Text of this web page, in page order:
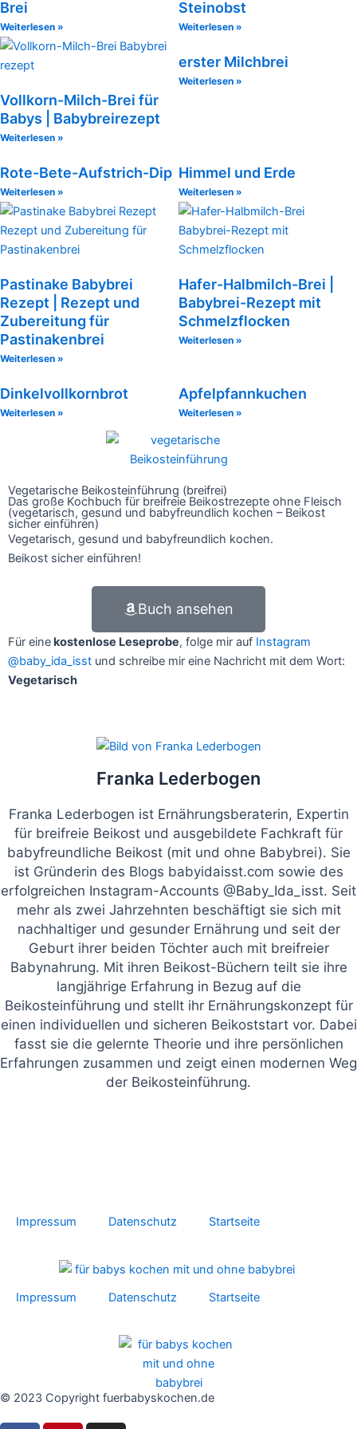
Brei
Weiterlesen »
Steinobst
Weiterlesen »
Vollkorn-Milch-Brei für
Babys | Babybreirezept
Weiterlesen »
erster Milchbrei
Weiterlesen »
Rote-Bete-Aufstrich-Dip
Weiterlesen »
Himmel und Erde
Weiterlesen »
Pastinake Babybrei
Rezept | Rezept und
Zubereitung für
Pastinakenbrei
Weiterlesen »
Hafer-Halbmilch-Brei |
Babybrei-Rezept mit
Schmelzflocken
Weiterlesen »
Dinkelvollkornbrot
Weiterlesen »
Apfelpfannkuchen
Weiterlesen »
Vegetarische Beikosteinführung (breifrei)
Das große Kochbuch für breifreie Beikostrezepte ohne Fleisch
(vegetarisch, gesund und babyfreundlich kochen – Beikost
sicher einführen)
Vegetarisch, gesund und babyfreundlich kochen.
Beikost sicher einführen!
Buch ansehen
Für eine kostenlose Leseprobe, folge mir auf Instagram
@baby_ida_isst und schreibe mir eine Nachricht mit dem Wort:
Vegetarisch
Franka Lederbogen
Franka Lederbogen ist Ernährungsberaterin, Expertin
für breifreie Beikost und ausgebildete Fachkraft für
babyfreundliche Beikost (mit und ohne Babybrei). Sie
ist Gründerin des Blogs babyidaisst.com sowie des
erfolgreichen Instagram-Accounts @Baby_Ida_isst. Seit
mehr als zwei Jahrzehnten beschäftigt sie sich mit
nachhaltiger und gesunder Ernährung und seit der
Geburt ihrer beiden Töchter auch mit breifreier
Babynahrung. Mit ihren Beikost-Büchern teilt sie ihre
langjährige Erfahrung in Bezug auf die
Beikosteinführung und stellt ihr Ernährungskonzept für
einen individuellen und sicheren Beikoststart vor. Dabei
fasst sie die gelernte Theorie und ihre persönlichen
Erfahrungen zusammen und zeigt einen modernen Weg
der Beikosteinführung.
Impressum Datenschutz Startseite
Impressum Datenschutz Startseite
© 2023 Copyright fuerbabyskochen.de